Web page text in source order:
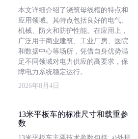
本文详细介绍了浇筑母线槽的特点和
应用领域。其特点包括良好的电气、
机械、防火和防护性能。在应用上，
广泛用于商业建筑、工业厂房、医院
和数据中心等场所，凭借自身优势满
足不同领域对电力供应的高要求，保
障电力系统稳定运行。
2026年8月4日
13米平板车的标准尺寸和载重参
数